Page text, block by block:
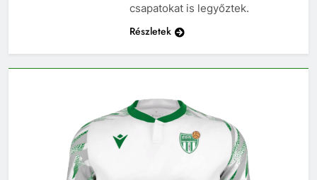
csapatokat is legyőztek.
Részletek